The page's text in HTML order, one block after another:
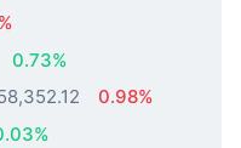
0.73%
0.98%